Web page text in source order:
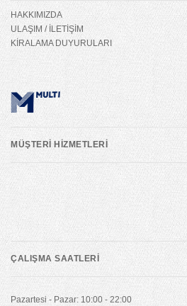
HAKKIMIZDA
ULAŞIM / İLETİŞİM
KİRALAMA DUYURULARI
MÜŞTERİ HİZMETLERİ
ÇALIŞMA SAATLERİ
Pazartesi - Pazar: 10:00 - 22:00